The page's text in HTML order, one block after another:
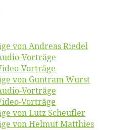
von An­dre­as Riedel
Vor­trä­ge
Vor­trä­ge
von Gun­tram Wurst
Vor­trä­ge
Vor­trä­ge
von Lutz Scheufler
von Hel­mut Matthies